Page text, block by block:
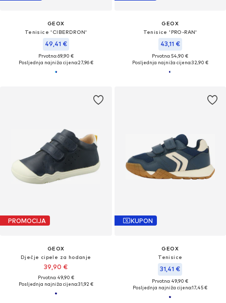
GEOX
Tenisice 'CIBERDRON'
49,41 €
Prvotno: 69,90 €
Posljednja najniža cijena:27,96 €
GEOX
Tenisice 'PRO-RAN'
43,11 €
Prvotno: 54,90 €
Posljednja najniža cijena:32,90 €
PROMOCIJA
GEOX
Dječje cipele za hodanje
39,90 €
Prvotno: 49,90 €
Posljednja najniža cijena:31,92 €
KUPON
GEOX
Tenisice
31,41 €
Prvotno: 49,90 €
Posljednja najniža cijena:17,45 €